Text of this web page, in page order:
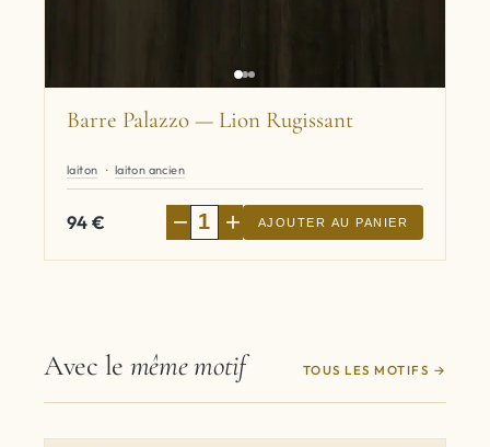
Barre Palazzo — Lion Rugissant
laiton laiton ancien
94€ − + AJOUTER AU PANIER
Avec le même motif TOUS LES MOTIFS